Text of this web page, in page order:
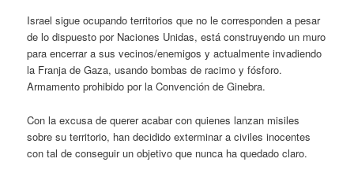
Israel sigue ocupando territorios que no le corresponden a pesar
de lo dispuesto por Naciones Unidas, está construyendo un muro
para encerrar a sus vecinos/enemigos y actualmente invadiendo
la Franja de Gaza, usando bombas de racimo y fósforo.
Armamento prohibido por la Convención de Ginebra.
Con la excusa de querer acabar con quienes lanzan misiles
sobre su territorio, han decidido exterminar a civiles inocentes
con tal de conseguir un objetivo que nunca ha quedado claro.